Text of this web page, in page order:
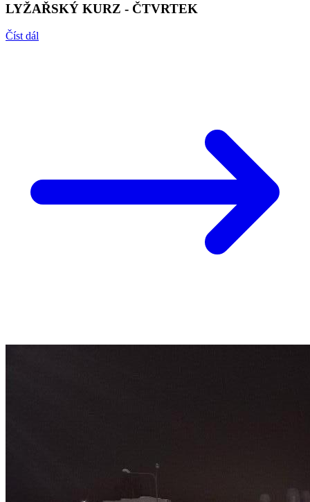
LYŽAŘSKÝ KURZ - ČTVRTEK
Číst dál